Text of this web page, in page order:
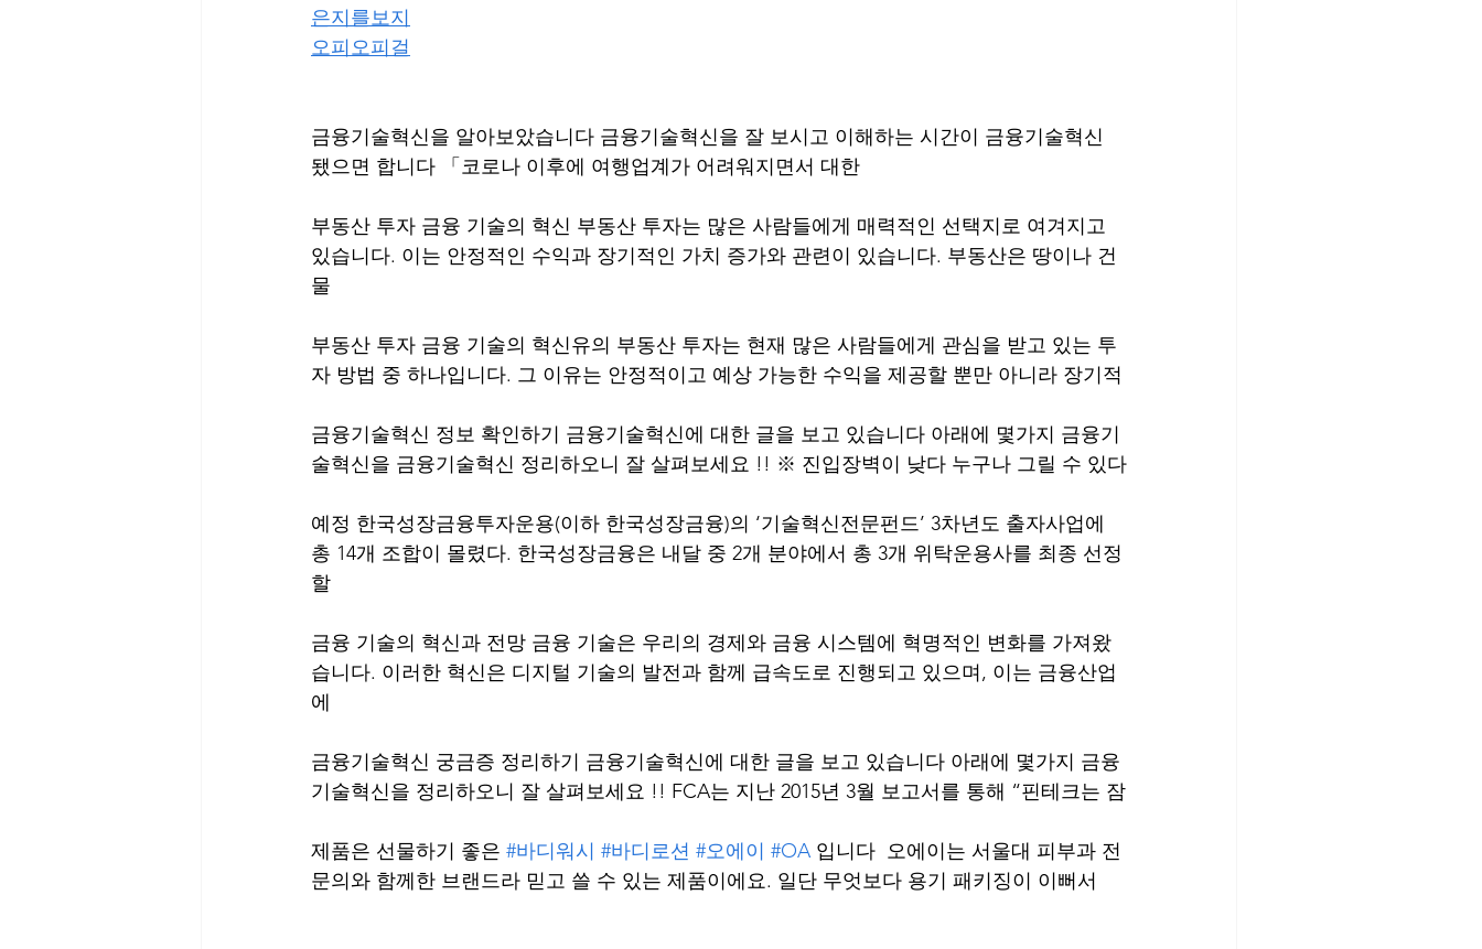
은지를보지
오피오피걸
금융기술혁신을 알아보았습니다 금융기술혁신을 잘 보시고 이해하는 시간이 금융기술혁신
됐으면 합니다 「코로나 이후에 여행업계가 어려워지면서 대한
부동산 투자 금융 기술의 혁신 부동산 투자는 많은 사람들에게 매력적인 선택지로 여겨지고
있습니다. 이는 안정적인 수익과 장기적인 가치 증가와 관련이 있습니다. 부동산은 땅이나 건
물
부동산 투자 금융 기술의 혁신유의 부동산 투자는 현재 많은 사람들에게 관심을 받고 있는 투
자 방법 중 하나입니다. 그 이유는 안정적이고 예상 가능한 수익을 제공할 뿐만 아니라 장기적
금융기술혁신 정보 확인하기 금융기술혁신에 대한 글을 보고 있습니다 아래에 몇가지 금융기
술혁신을 금융기술혁신 정리하오니 잘 살펴보세요 !! ※ 진입장벽이 낮다 누구나 그릴 수 있다
예정 한국성장금융투자운용(이하 한국성장금융)의 ‘기술혁신전문펀드’ 3차년도 출자사업에
총 14개 조합이 몰렸다. 한국성장금융은 내달 중 2개 분야에서 총 3개 위탁운용사를 최종 선정
할
금융 기술의 혁신과 전망 금융 기술은 우리의 경제와 금융 시스템에 혁명적인 변화를 가져왔
습니다. 이러한 혁신은 디지털 기술의 발전과 함께 급속도로 진행되고 있으며, 이는 금융산업
에
금융기술혁신 궁금증 정리하기 금융기술혁신에 대한 글을 보고 있습니다 아래에 몇가지 금융
기술혁신을 정리하오니 잘 살펴보세요 !! FCA는 지난 2015년 3월 보고서를 통해 “핀테크는 잠
제품은 선물하기 좋은 #바디워시 #바디로션 #오에이 #OA 입니다  오에이는 서울대 피부과 전
문의와 함께한 브랜드라 믿고 쓸 수 있는 제품이에요. 일단 무엇보다 용기 패키징이 이뻐서